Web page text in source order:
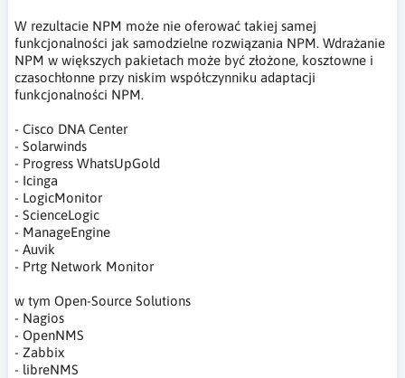
W rezultacie NPM może nie oferować takiej samej
funkcjonalności jak samodzielne rozwiązania NPM. Wdrażanie
NPM w większych pakietach może być złożone, kosztowne i
czasochłonne przy niskim współczynniku adaptacji
funkcjonalności NPM.
- Cisco DNA Center
- Solarwinds
- Progress WhatsUpGold
- Icinga
- LogicMonitor
- ScienceLogic
- ManageEngine
- Auvik
- Prtg Network Monitor
w tym Open-Source Solutions
- Nagios
- OpenNMS
- Zabbix
- libreNMS